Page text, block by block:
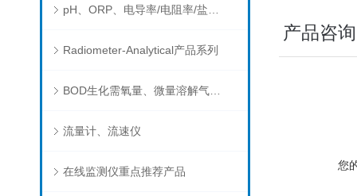
Radiometer-Analytical产品系列
BOD生化需氧量、微量溶解气体和现场水质测试组件以及其他分析仪
流量计、流速仪
在线监测仪重点推荐产品
产品咨询
您